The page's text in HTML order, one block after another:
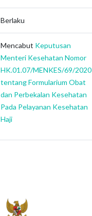
Berlaku
Mencabut Keputusan
Menteri Kesehatan Nomor
HK.01.07/MENKES/69/2020
tentang Formularium Obat
dan Perbekalan Kesehatan
Pada Pelayanan Kesehatan
Haji